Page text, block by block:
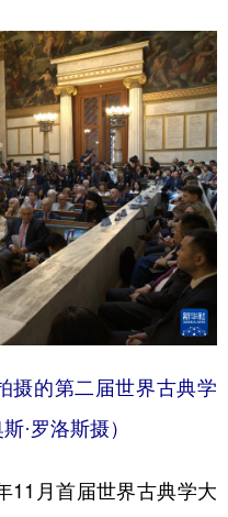
上海 江苏
福建 江西
湖北 湖南
海南 重庆
云南 西藏
青海 宁夏
黑龙江
Français
日本語 한국어
的第二届世界古典学
·罗洛斯摄）
月首届世界古典学大